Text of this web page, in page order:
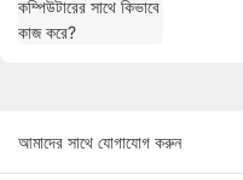
আমাদের সাথে যোগাযোগ করুন